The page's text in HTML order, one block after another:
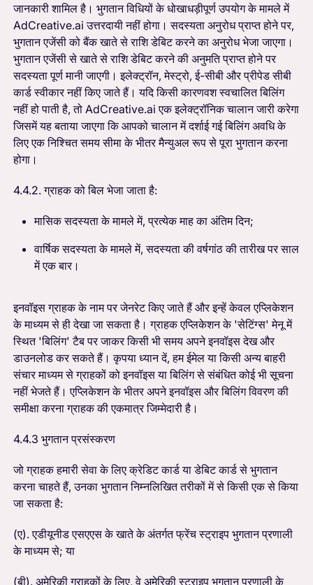
जानकारी शामिल है। भुगतान विधियों के धोखाधड़ीपूर्ण उपयोग के मामले में
AdCreative.ai उत्तरदायी नहीं होगा। सदस्यता अनुरोध प्राप्त होने पर,
भुगतान एजेंसी को बैंक खाते से राशि डेबिट करने का अनुरोध भेजा जाएगा।
भुगतान एजेंसी से खाते से राशि डेबिट करने की अनुमति प्राप्त होने पर
सदस्यता पूर्ण मानी जाएगी। इलेक्ट्रॉन, मेस्ट्रो, ई-सीबी और प्रीपेड सीबी
कार्ड स्वीकार नहीं किए जाते हैं। यदि किसी कारणवश स्वचालित बिलिंग
नहीं हो पाती है, तो AdCreative.ai एक इलेक्ट्रॉनिक चालान जारी करेगा
जिसमें यह बताया जाएगा कि आपको चालान में दर्शाई गई बिलिंग अवधि के
लिए एक निश्चित समय सीमा के भीतर मैन्युअल रूप से पूरा भुगतान करना
होगा।
4.4.2. ग्राहक को बिल भेजा जाता है:
मासिक सदस्यता के मामले में, प्रत्येक माह का अंतिम दिन;
वार्षिक सदस्यता के मामले में, सदस्यता की वर्षगांठ की तारीख पर साल
में एक बार।
इनवॉइस ग्राहक के नाम पर जेनरेट किए जाते हैं और इन्हें केवल एप्लिकेशन
के माध्यम से ही देखा जा सकता है। ग्राहक एप्लिकेशन के 'सेटिंग्स' मेनू में
स्थित 'बिलिंग' टैब पर जाकर किसी भी समय अपने इनवॉइस देख और
डाउनलोड कर सकते हैं। कृपया ध्यान दें, हम ईमेल या किसी अन्य बाहरी
संचार माध्यम से ग्राहकों को इनवॉइस या बिलिंग से संबंधित कोई भी सूचना
नहीं भेजते हैं। एप्लिकेशन के भीतर अपने इनवॉइस और बिलिंग विवरण की
समीक्षा करना ग्राहक की एकमात्र जिम्मेदारी है।
4.4.3 भुगतान प्रसंस्करण
जो ग्राहक हमारी सेवा के लिए क्रेडिट कार्ड या डेबिट कार्ड से भुगतान
करना चाहते हैं, उनका भुगतान निम्नलिखित तरीकों में से किसी एक से किया
जा सकता है:
(ए). एडीयूनीड एसएएस के खाते के अंतर्गत फ्रेंच स्ट्राइप भुगतान प्रणाली
के माध्यम से; या
(बी). अमेरिकी ग्राहकों के लिए, वे अमेरिकी स्ट्राइप भुगतान प्रणाली के